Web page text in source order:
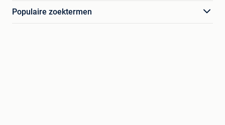
Populaire zoektermen